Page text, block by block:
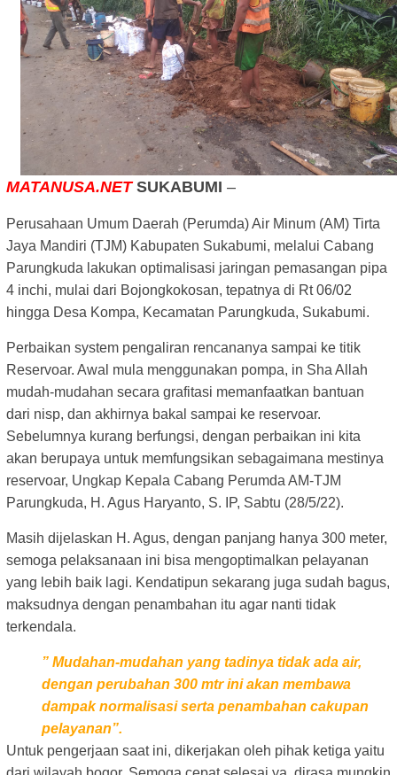
MATANUSA.NETSUKABUMI –
Perusahaan Umum Daerah (Perumda) Air Minum (AM) Tirta
Jaya Mandiri (TJM) Kabupaten Sukabumi, melalui Cabang
Parungkuda lakukan optimalisasi jaringan pemasangan pipa
4 inchi, mulai dari Bojongkokosan, tepatnya di Rt 06/02
hingga Desa Kompa, Kecamatan Parungkuda, Sukabumi.
Perbaikan system pengaliran rencananya sampai ke titik
Reservoar. Awal mula menggunakan pompa, in Sha Allah
mudah-mudahan secara grafitasi memanfaatkan bantuan
dari nisp, dan akhirnya bakal sampai ke reservoar.
Sebelumnya kurang berfungsi, dengan perbaikan ini kita
akan berupaya untuk memfungsikan sebagaimana mestinya
reservoar, Ungkap Kepala Cabang Perumda AM-TJM
Parungkuda, H. Agus Haryanto, S. IP, Sabtu (28/5/22).
Masih dijelaskan H. Agus, dengan panjang hanya 300 meter,
semoga pelaksanaan ini bisa mengoptimalkan pelayanan
yang lebih baik lagi. Kendatipun sekarang juga sudah bagus,
maksudnya dengan penambahan itu agar nanti tidak
terkendala.
” Mudahan-mudahan yang tadinya tidak ada air,
dengan perubahan 300 mtr ini akan membawa
dampak normalisasi serta penambahan cakupan
pelayanan”.
Untuk pengerjaan saat ini, dikerjakan oleh pihak ketiga yaitu